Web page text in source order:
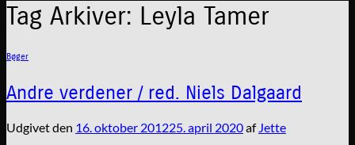
Tag Arkiver: Leyla Tamer
Bøger
Andre verdener / red. Niels Dalgaard
Udgivet den 16. oktober 201225. april 2020af Jette